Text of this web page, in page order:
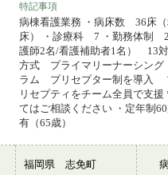
特記事項
病棟看護業務 ・病床数 36床（
床） ・診療科 7 ・勤務体制
護師2名/看護補助者1名） 13
方式 プライマリーナーシング
ラム プリセプター制を導入
リセプティをチーム全員で支
てはご相談ください ・定年制
有（65歳）
福岡県 志免町